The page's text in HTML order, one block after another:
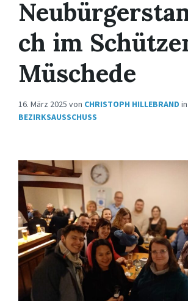
ch im
Müschede
16. März 2025 von CHRISTOPH HILLEBRAND in
BEZIRKSAUSSCHUSS